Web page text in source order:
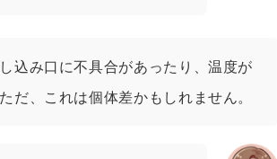
込み口に不具合があったり、温度が
だ、これは個体差かもしれません。